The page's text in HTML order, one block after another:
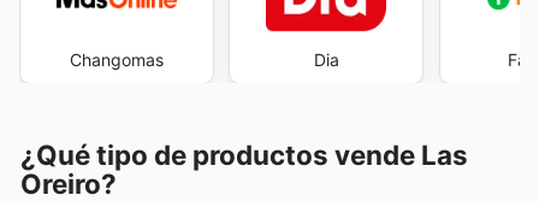
Changomas Dia
¿Qué tipo de productos vende Las
Oreiro?